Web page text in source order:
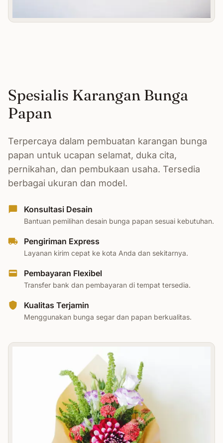
Spesialis Karangan Bunga
Papan
Terpercaya dalam pembuatan karangan bunga
papan untuk ucapan selamat, duka cita,
pernikahan, dan pembukaan usaha. Tersedia
berbagai ukuran dan model.
Konsultasi Desain
Bantuan pemilihan desain bunga papan sesuai kebutuhan.
Pengiriman Express
Layanan kirim cepat ke kota Anda dan sekitarnya.
Pembayaran Flexibel
Transfer bank dan pembayaran di tempat tersedia.
Kualitas Terjamin
Menggunakan bunga segar dan papan berkualitas.